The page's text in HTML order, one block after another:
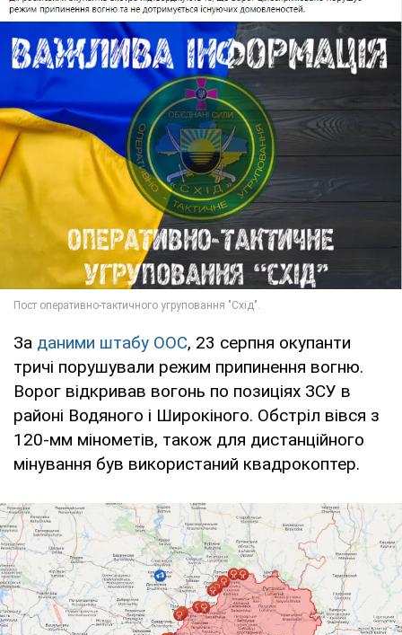
За даними штабу ООС, 23 серпня окупанти
тричі порушували режим припинення вогню.
Ворог відкривав вогонь по позиціях ЗСУ в
районі Водяного і Широкіного. Обстріл вівся з
120-мм мінометів, також для дистанційного
мінування був використаний квадрокоптер.